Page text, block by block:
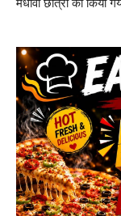
मेधावी छात्रों को किया